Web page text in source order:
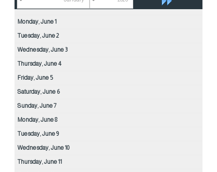
Monday,June1
Tuesday,June2
Wednesday,June3
Thursday,June4
Friday,June 5
Saturday,June 6
Sunday,June7
Monday,June8
Tuesday,June9
Wednesday,June10
Thursday,June11